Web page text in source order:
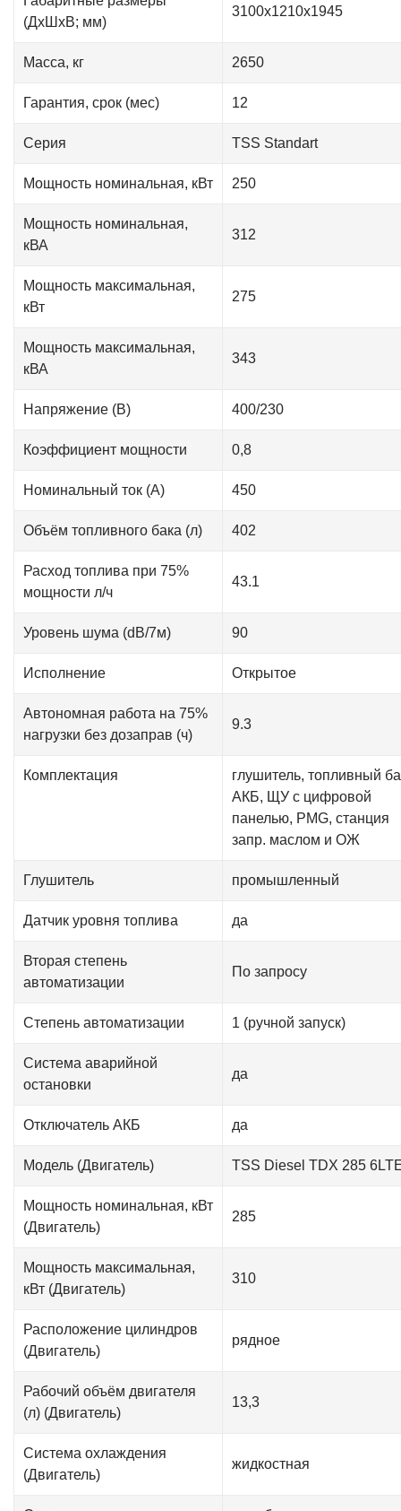
(ДxШxВ; мм)
3100x1210x1945
Масса, кг 2650
Гарантия, срок (мес) 12
Серия TSS Standart
Мощность номинальная, кВт 250
Мощность номинальная,
кВА
312
Мощность максимальная,
кВт
275
Мощность максимальная,
кВА
343
Напряжение (В) 400/230
Коэффициент мощности 0,8
Номинальный ток (А) 450
Объём топливного бака (л) 402
Расход топлива при 75%
мощности л/ч
43.1
Уровень шума (dB/7м) 90
Исполнение Открытое
Автономная работа на 75%
нагрузки без дозаправ (ч)
9.3
Комплектация
глушитель, топливный
АКБ, ЩУ с цифровой
панелью, PMG, станция
запр. маслом и ОЖ
Глушитель промышленный
Датчик уровня топлива да
Вторая степень
автоматизации
По запросу
Степень автоматизации 1 (ручной запуск)
Система аварийной
остановки
да
Отключатель АКБ да
Модель (Двигатель) TSS Diesel TDX 285
Мощность номинальная, кВт
(Двигатель)
285
Мощность максимальная,
кВт (Двигатель)
310
Расположение цилиндров
(Двигатель)
рядное
Рабочий объём двигателя
(л) (Двигатель)
13,3
Система охлаждения
(Двигатель)
жидкостная